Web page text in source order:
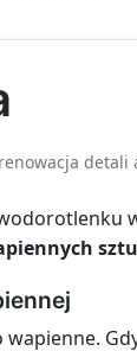
detali